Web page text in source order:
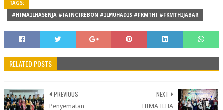
TAGS:
#HIMAILHASENJA #IAINCIREBON #ILMUHADIS #FKMTHI #FKMTHIJABAR
RELATED POSTS
NEXT
HIMA ILHA
PREVIOUS
Penyematan